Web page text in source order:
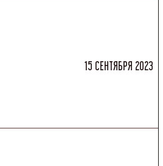
15 СЕНТЯБРЯ 2023